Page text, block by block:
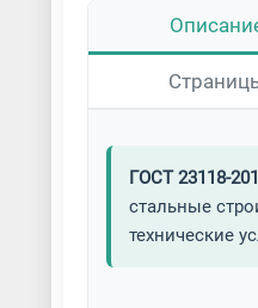
ГОСТ 23118-
стальные
технические